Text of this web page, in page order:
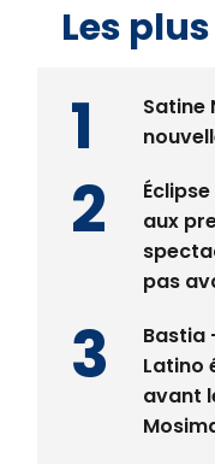
Les
Satine
aux
pas
Bastia
Latino
avant